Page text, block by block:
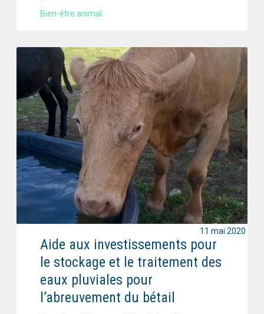
Bien-être animal
Aide aux investissements pour
le stockage et le traitement des
eaux pluviales pour
l’abreuvement du bétail
11 mai 2020